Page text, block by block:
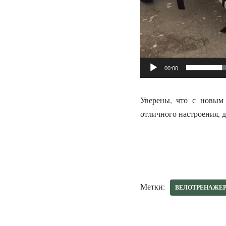
00:00
Уверены, что с новым
отличного
Метки: ВЕЛОТРЕНАЖЕР